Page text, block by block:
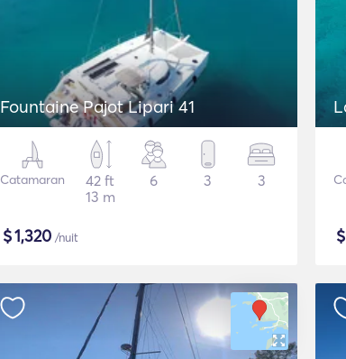
Fountaine Pajot Lipari 41
Catamaran
42 ft
13 m
6 3 3
$1,320 /nuit